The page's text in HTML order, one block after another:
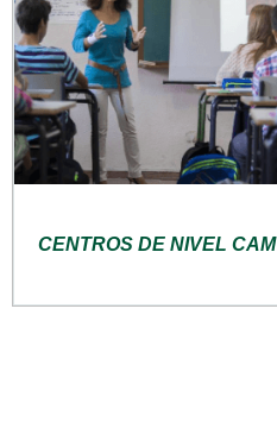
CENTROS DE NIVEL CAM